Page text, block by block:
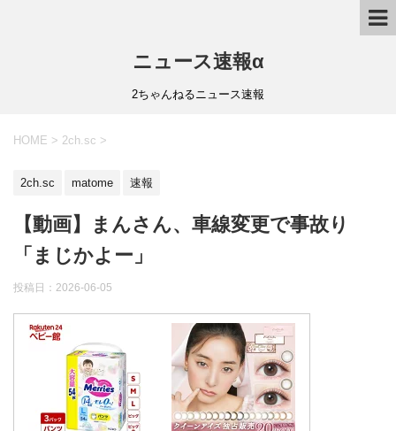
ニュース速報α
2ちゃんねるニュース速報
HOME > 2ch.sc >
2ch.sc matome 速報
【動画】まんさん、車線変更で事故り
「まじかよー」
投稿日： 2026-06-05